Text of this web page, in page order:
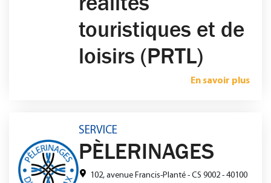
touristiques et de
loisirs (PRTL)
En savoir plus
SERVICE
PÈLERINAGES
102, avenue Francis-Planté - CS 9002 - 40100